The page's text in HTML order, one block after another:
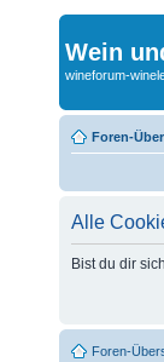
Wein
wineforum-
Foren-
Alle
Bist du dir
Foren-